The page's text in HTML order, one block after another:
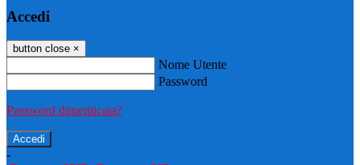
Accedi
button close ×
Nome Utente
Password
Password dimenticata?
-